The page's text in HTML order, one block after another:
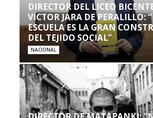
DIRECTOR DEL LICEO
VÍCTOR JARA DE PERALILLO:
ESCUELA ES LA GRAN
DEL TEJIDO SOCIAL”
NACIONAL